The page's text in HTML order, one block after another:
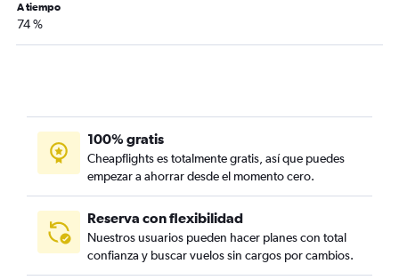
A tiempo
74 %
100% gratis
Cheapflights es totalmente gratis, así que puedes
empezar a ahorrar desde el momento cero.
Reserva con flexibilidad
Nuestros usuarios pueden hacer planes con total
confianza y buscar vuelos sin cargos por cambios.